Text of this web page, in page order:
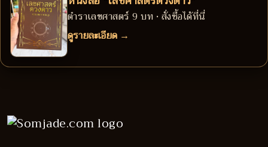
ตำราเลขศาสตร์ 9 บท • สั่งซื้อได้ที่นี่
ดูรายละเอียด →